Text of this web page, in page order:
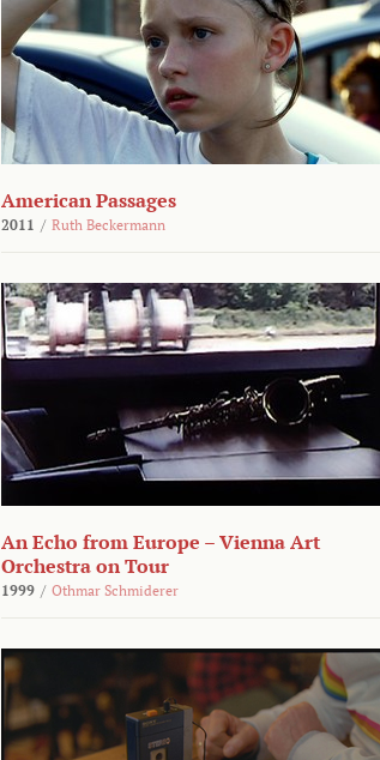
American Passages
2011 / Ruth Beckermann
An Echo from Europe – Vienna Art
Orchestra on Tour
1999 / Othmar Schmiderer